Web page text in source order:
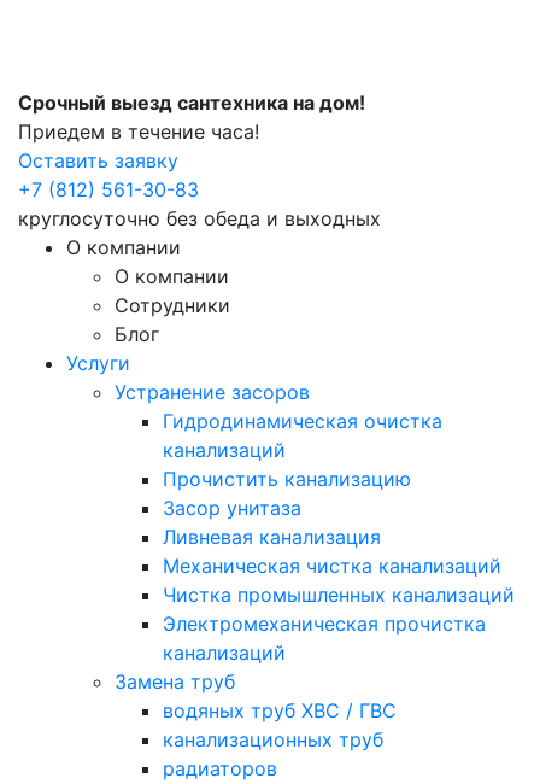
Срочный выезд сантехника на дом!
Приедем в течение часа!
Оставить заявку
+7 (812) 561-30-83
круглосуточно без обеда и выходных
О компании
О компании
Сотрудники
Блог
Услуги
Устранение засоров
Гидродинамическая очистка
канализаций
Прочистить канализацию
Засор унитаза
Ливневая канализация
Механическая чистка канализаций
Чистка промышленных канализаций
Электромеханическая прочистка
канализаций
Замена труб
водяных труб ХВС / ГВС
канализационных труб
радиаторов